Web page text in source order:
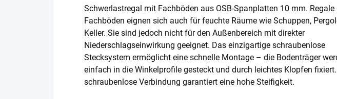
Schwerlastregal mit Fachböden aus OSB-Spanplatten 10 mm. Regale
Fachböden eignen sich auch für feuchte Räume wie Schuppen,
Keller. Sie sind jedoch nicht für den Außenbereich mit direkter
Niederschlagseinwirkung geeignet. Das einzigartige schraubenlose
Stecksystem ermöglicht eine schnelle Montage – die Bodenträger
einfach in die Winkelprofile gesteckt und durch leichtes Klopfen
schraubenlose Verbindung garantiert eine hohe Steifigkeit.